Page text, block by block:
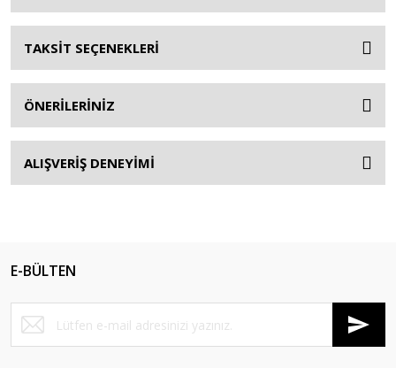
TAKSİT SEÇENEKLERİ
ÖNERİLERİNİZ
ALIŞVERİŞ DENEYİMİ
E-BÜLTEN